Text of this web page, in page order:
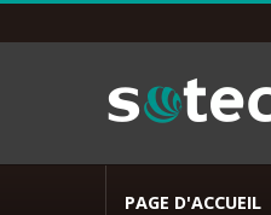
PAGE D'ACCUEIL